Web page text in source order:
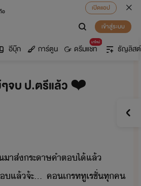
อ
เปิดแอป
เข้าสู่ระบบ
อีบุ๊ก การ์ตูน
มาใหม่
ดรีมแชท ธัญลิสต์
ๆจบ ป.ตรีแล้ว ❤️
าส​่​​ระ​าษ​คำต​ไ้​แล้​
แล้​จ้ะ​...​ ​ค​เรท​ทู​เรชั​่​ทุค​